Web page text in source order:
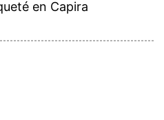
en Capira